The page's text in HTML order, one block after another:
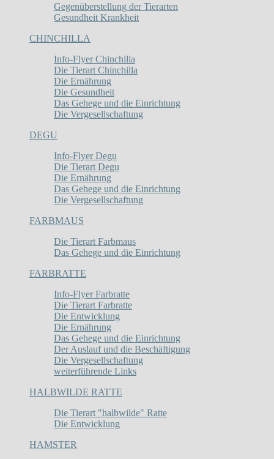
Gegenüberstellung der Tierarten
Gesundheit Krankheit
CHINCHILLA
Info-Flyer Chinchilla
Die Tierart Chinchilla
Die Ernährung
Die Gesundheit
Das Gehege und die Einrichtung
Die Vergesellschaftung
DEGU
Info-Flyer Degu
Die Tierart Degu
Die Ernährung
Das Gehege und die Einrichtung
Die Vergesellschaftung
FARBMAUS
Die Tierart Farbmaus
Das Gehege und die Einrichtung
FARBRATTE
Info-Flyer Farbratte
Die Tierart Farbratte
Die Entwicklung
Die Ernährung
Das Gehege und die Einrichtung
Der Auslauf und die Beschäftigung
Die Vergesellschaftung
weiterführende Links
HALBWILDE RATTE
Die Tierart "halbwilde" Ratte
Die Entwicklung
HAMSTER